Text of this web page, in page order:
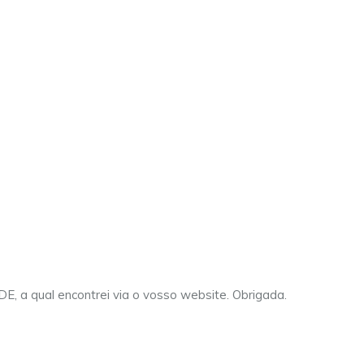
a qual encontrei via o vosso website. Obrigada.